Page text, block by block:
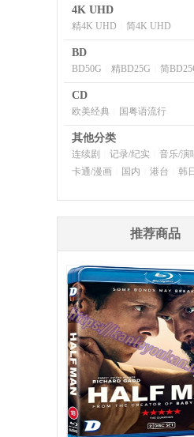
4K UHD
精4K UHD 简4K UHD
BD
BD50G 精BD25G 简
CD
欧美经典 国粤语流行
其他分类
连续剧 记录/纪实 音乐/演
卡通/漫画 国内 港台 韩
推荐商品